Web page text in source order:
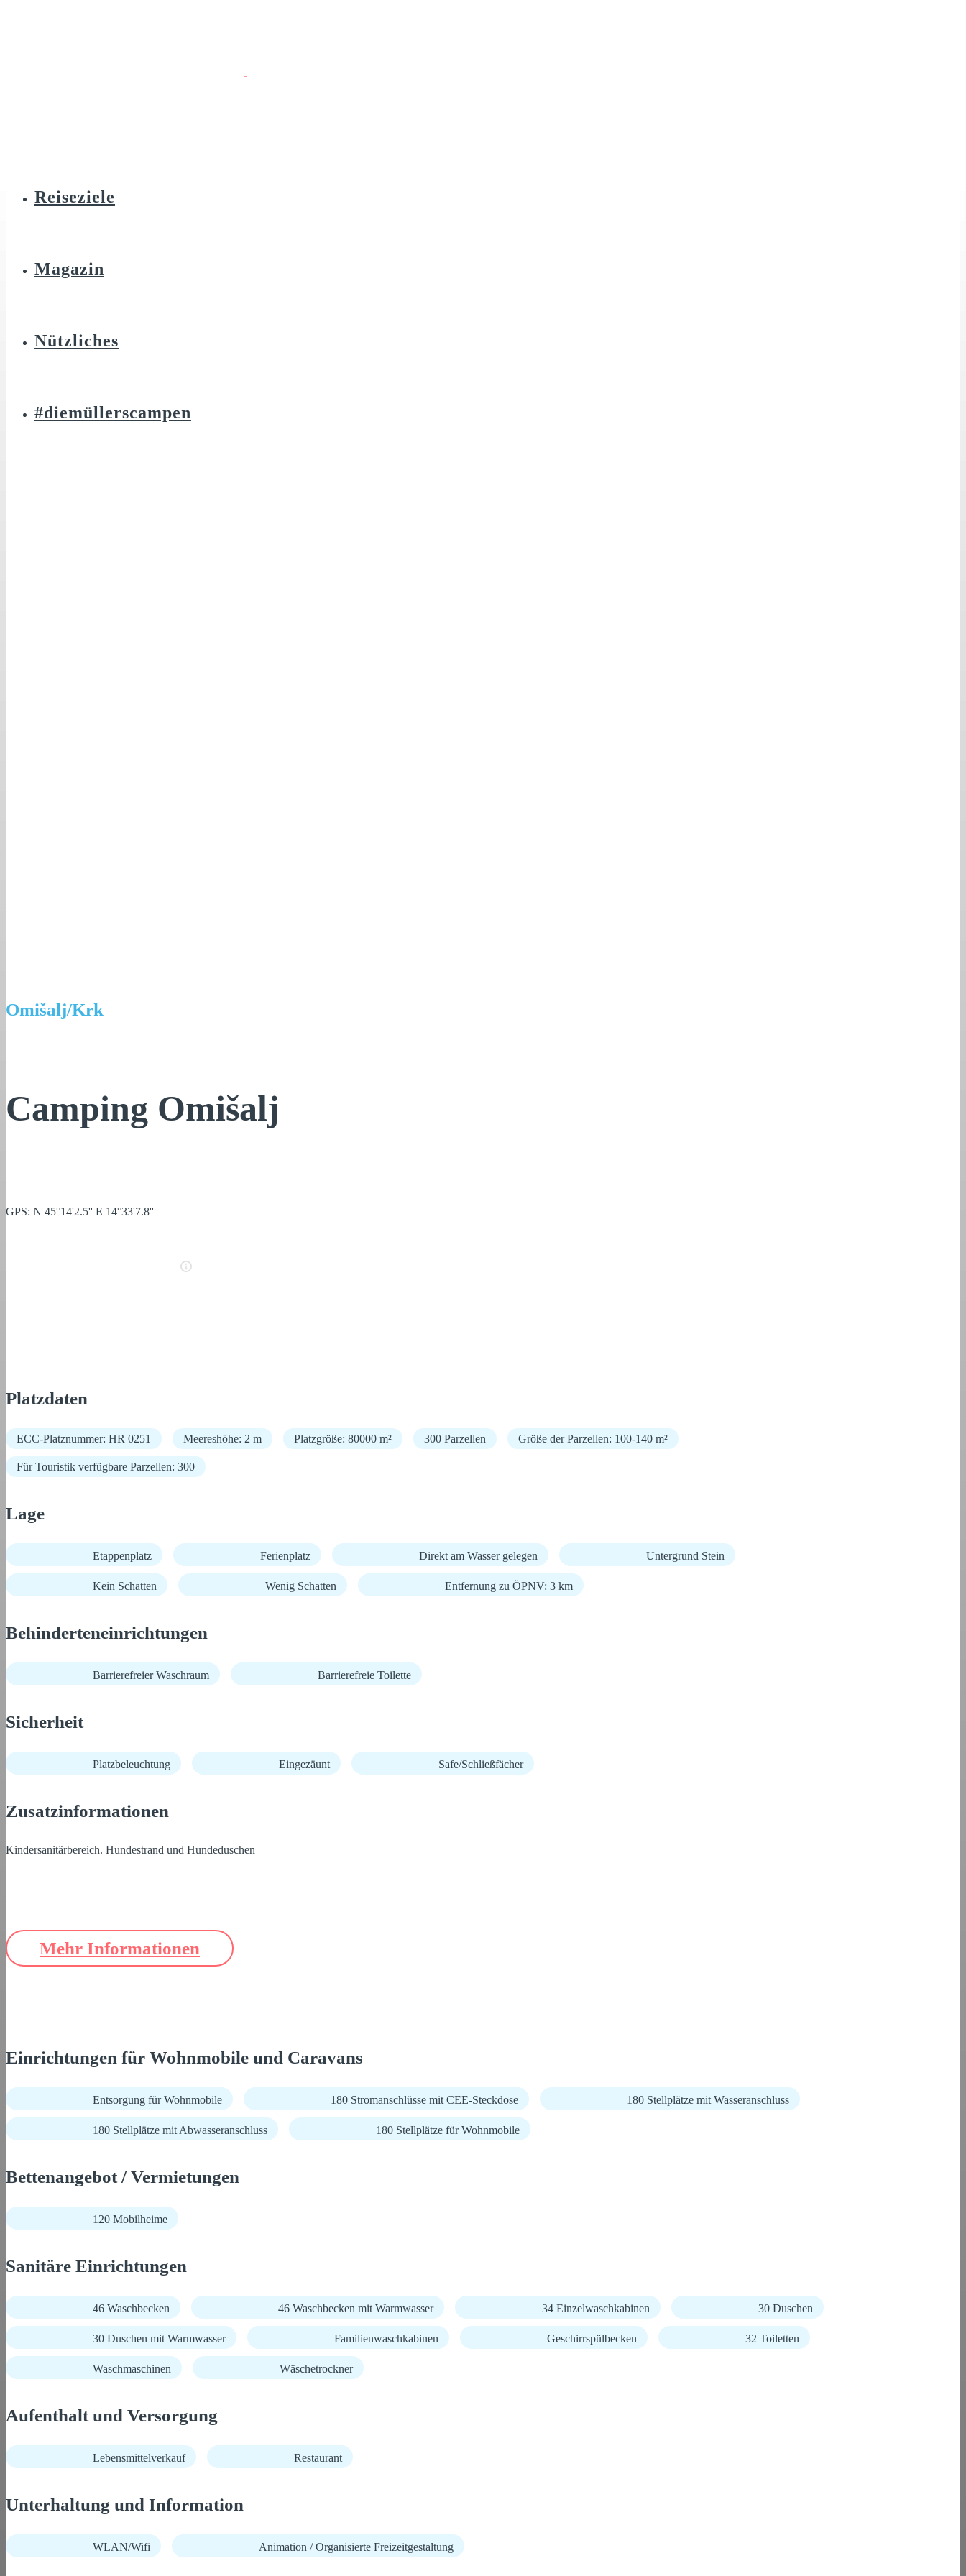
Reiseziele
Magazin
Nützliches
#diemüllerscampen
Omišalj/Krk
Camping Omišalj
GPS: N 45°14'2.5'' E 14°33'7.8''
Platzdaten
ECC-Platznummer: HR 0251 Meereshöhe: 2 m Platzgröße: 80000 m² 300 Parzellen Größe der Parzellen: 100-140 m²
Für Touristik verfügbare Parzellen: 300
Lage
Etappenplatz Ferienplatz Direkt am Wasser gelegen Untergrund Stein
Kein Schatten Wenig Schatten Entfernung zu ÖPNV: 3 km
Behinderteneinrichtungen
Barrierefreier Waschraum Barrierefreie Toilette
Sicherheit
Platzbeleuchtung Eingezäunt Safe/Schließfächer
Zusatzinformationen
Kindersanitärbereich. Hundestrand und Hundeduschen
Mehr Informationen
Einrichtungen für Wohnmobile und Caravans
Entsorgung für Wohnmobile 180 Stromanschlüsse mit CEE-Steckdose 180 Stellplätze mit Wasseranschluss
180 Stellplätze mit Abwasseranschluss 180 Stellplätze für Wohnmobile
Bettenangebot / Vermietungen
120 Mobilheime
Sanitäre Einrichtungen
46 Waschbecken 46 Waschbecken mit Warmwasser 34 Einzelwaschkabinen 30 Duschen
30 Duschen mit Warmwasser Familienwaschkabinen Geschirrspülbecken 32 Toiletten
Waschmaschinen Wäschetrockner
Aufenthalt und Versorgung
Lebensmittelverkauf Restaurant
Unterhaltung und Information
WLAN/Wifi Animation / Organisierte Freizeitgestaltung